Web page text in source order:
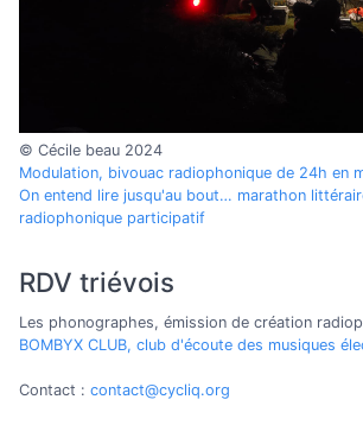
© Cécile beau 2024
Modulation, bivouac radiophonique de 24h en
On entend lire jusqu'au bout… marathon
radiophonique participatif
RDV triévois
Les phonographes, émission de création
BOMBYX CLUB, club d'écoute des musiques
Contact : contact@cycliq.org